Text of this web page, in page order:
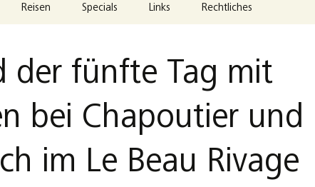
Reisen Specials Links Rechtliches
Datenschutzerklärung
Cookie-Richtlinie (EU)
der fünfte Tag mit
bei Chapoutier und
im Le Beau Rivage